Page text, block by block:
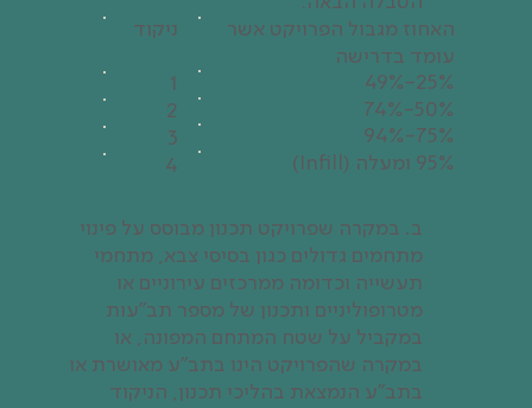
ניקוד
1
2
3
4
האחוז מגבול הפרויקט אשר
עומד בדרישה
25%-49%
50%-74%
75%-94%
95% ומעלה (Infill)
ב. במקרה שפרויקט תכנון מבוסס על פינוי
מתחמים גדולים כגון בסיסי צבא, מתחמי
תעשייה וכדומה ממרכזים עירוניים או
מטרופוליניים ותכנון של מספר תב"עות
במקביל על שטח המתחם המפונה, או
במקרה שהפרויקט הינו בתב"ע מאושרת או
בתב"ע הנמצאת בהליכי תכנון, הניקוד